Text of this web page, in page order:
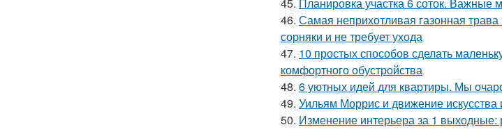
46. Самая неприхотливая газонная
сорняки и не требует ухода
47. 10 простых способов сделать
комфортного обустройства
48. 6 уютных идей для квартиры. Мы
49. Уильям Моррис и движение
50. Изменение интерьера за 1 выходные: